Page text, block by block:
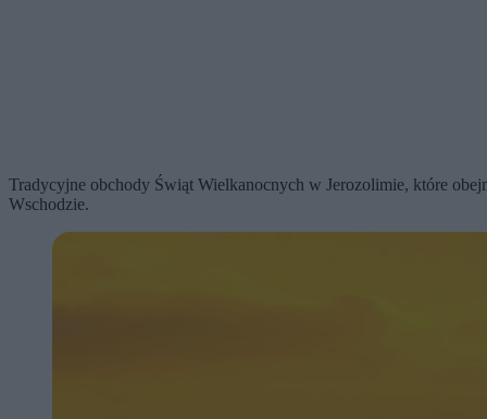
Tradycyjne obchody Świąt Wielkanocnych w Jerozolimie, które
Wschodzie.